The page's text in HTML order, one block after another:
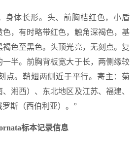
身体长形。头、前胸桔红色，小盾
色，有时略带红色，触角深褐色，基
色至黑色。头顶光亮，无刻点。复
一半。前胸背板宽大于长，两侧缘较
点。鞘翅两侧近于平行。寄主：菊
湘西）、东北地区及江苏、福建、
斯（西伯利亚）。”
标本记录信息